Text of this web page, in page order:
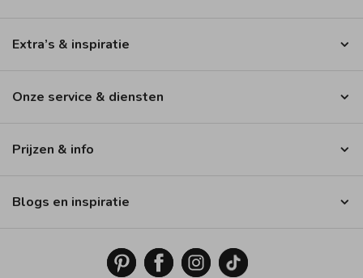
Extra’s & inspiratie
Onze service & diensten
Prijzen & info
Blogs en inspiratie